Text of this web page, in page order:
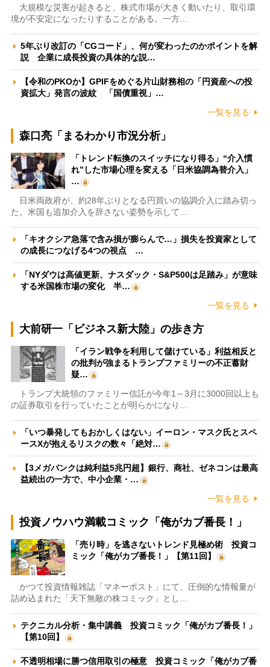
大規模な災害が起きると、株式市場が大きく動いたり、取引環
境が不安定になったりすることがある。一方…
5年ぶり改訂の「CGコード」、何が変わったのかポイントを解
説 企業に成長投資の具体的な説…
【令和のPKOか】GPIFをめぐる片山財務相の「円資産への投
資拡大」発言の波紋 「国債重視」…
一覧を見る
森口亮「まるわかり市況分析」
「トレンド転換のスイッチになり得る」“介入慣
れ”した市場心理を変える「日米協調為替介入」
…
日米両政府が、約28年ぶりとなる円買いの協調介入に踏み切っ
た。米国も追加介入を辞さない姿勢を示して…
「キオクシア急落で含み損が膨らんで…」損失を投資家として
の成長につなげる4つの視点 …
「NYダウは高値更新、ナスダック・S&P500は足踏み」が意味
する米国株市場の変化 半…
一覧を見る
大前研一「ビジネス新大陸」の歩き方
「イラン戦争を利用して儲けている」利益相反と
の批判が強まるトランプファミリーの不正蓄財
疑…
トランプ大統領のファミリー信託が今年1～3月に3000回以上も
の証券取引を行っていたことが明らかになり…
「いつ暴発してもおかしくはない」イーロン・マスク氏とスペ
ースXが抱えるリスクの数々「絶対…
【3メガバンクは純利益5兆円超】銀行、商社、ゼネコンは最高
益続出の一方で、中小企業・…
一覧を見る
投資ノウハウ満載コミック「俺がカブ番長！」
「売り時」を逃さないトレンド見極め術 投資コ
ミック「俺がカブ番長！」【第11回】
かつて投資情報雑誌「マネーポスト」にて、圧倒的な情報量が
詰め込まれた「天下無敵の株コミック」とし…
テクニカル分析・集中講義 投資コミック「俺がカブ番長！」
【第10回】
不透明相場に勝つ信用取引の極意 投資コミック「俺がカブ番